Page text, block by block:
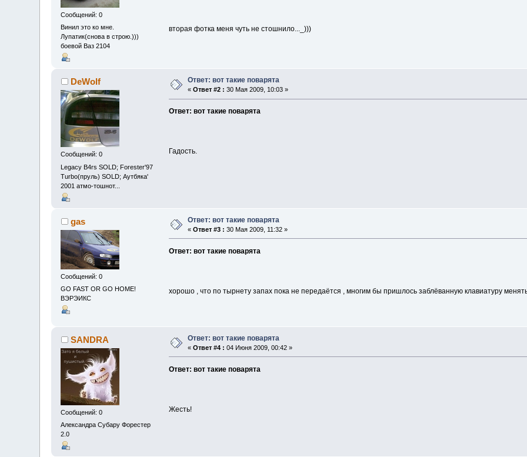
Сообщений: 0
Винил это ко мне.
Лупатик(снова в строю.)))
боевой Ваз 2104
вторая фотка меня чуть не стошнило..._)))
DeWolf
Сообщений: 0
Legacy B4rs SOLD; Forester'97
Turbo(пруль) SOLD; Аутбяка'
2001 атмо-тошнот...
Ответ: вот такие поварята
«Ответ #2 : 30 Мая 2009, 10:03 »
Ответ: вот такие поварята
Гадость.
gas
Сообщений: 0
GO FAST OR GO HOME!
ВЭРЭИКС
Ответ: вот такие поварята
«Ответ #3 : 30 Мая 2009, 11:32 »
Ответ: вот такие поварята
хорошо , что по тырнету запах пока не передаётся , многим бы пришлось заблёванную клавиатуру
SANDRA
Сообщений: 0
Александра Субару Форестер
2.0
Ответ: вот такие поварята
«Ответ #4 : 04 Июня 2009, 00:42 »
Ответ: вот такие поварята
Жесть!